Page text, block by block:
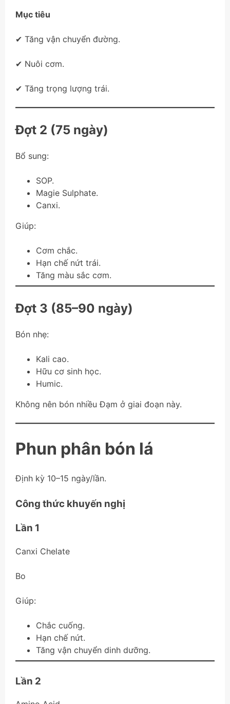
Mục tiêu
✔ Tăng vận chuyển đường.
✔ Nuôi cơm.
✔ Tăng trọng lượng trái.
Đợt 2 (75 ngày)
Bổ sung:
SOP.
Magie Sulphate.
Canxi.
Giúp:
Cơm chắc.
Hạn chế nứt trái.
Tăng màu sắc cơm.
Đợt 3 (85–90 ngày)
Bón nhẹ:
Kali cao.
Hữu cơ sinh học.
Humic.
Không nên bón nhiều Đạm ở giai đoạn này.
Phun phân bón lá
Định kỳ 10–15 ngày/lần.
Công thức khuyến nghị
Lần 1
Canxi Chelate
Bo
Giúp:
Chắc cuống.
Hạn chế nứt.
Tăng vận chuyển dinh dưỡng.
Lần 2